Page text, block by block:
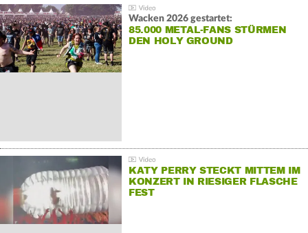
Wacken 2026 gestartet:
85.000 METAL-FANS STÜRMEN
DEN HOLY GROUND
KATY PERRY STECKT MITTEM IM
KONZERT IN RIESIGER FLASCHE
FEST